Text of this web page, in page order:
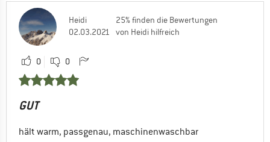
Heidi
02.03.2021
25% finden die Bewertungen
von Heidi hilfreich
0 0
GUT
hält warm, passgenau, maschinenwaschbar